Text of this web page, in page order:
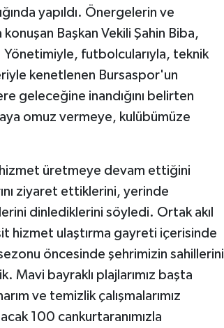
yapıldı. Önergelerin ve
Başkan Vekili Şahin Biba,
Yönetimiyle, futbolcularıyla, teknik
kenetlenen Bursaspor'un
geleceğine inandığını belirten
omuz vermeye, kulübümüze
üretmeye devam ettiğini
ziyaret ettiklerini, yerinde
dinlediklerini söyledi. Ortak akıl
hizmet ulaştırma gayreti içerisinde
öncesinde şehrimizin sahillerini
Mavi bayraklı plajlarımız başta
ve temizlik çalışmalarımız
100 cankurtaranımızla